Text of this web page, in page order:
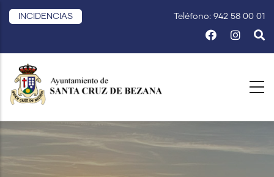
Pasar
principal
INCIDENCIAS Teléfono: 942 58 00 01